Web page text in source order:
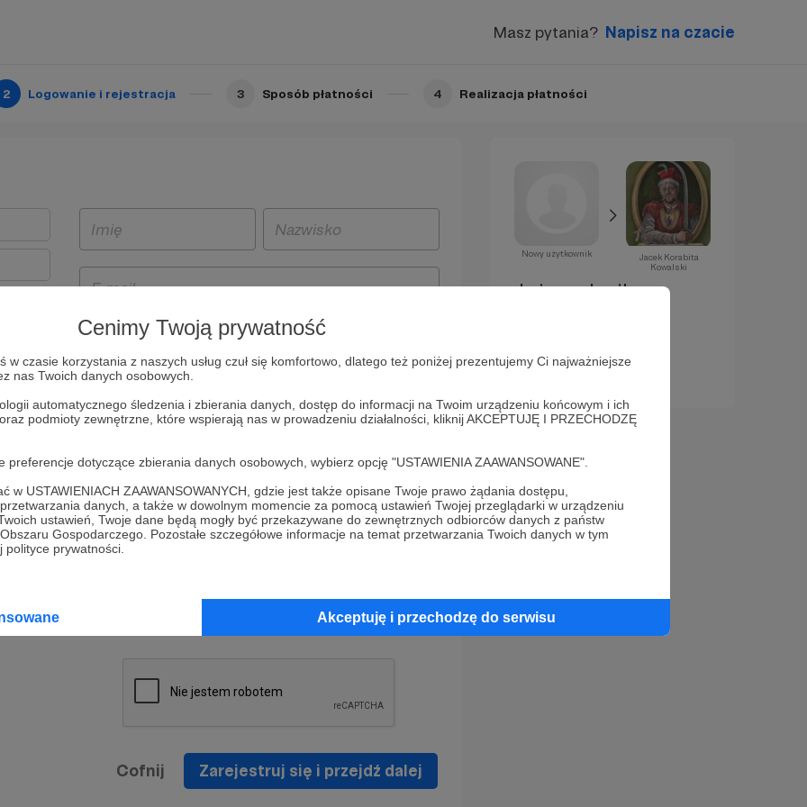
Cenimy Twoją prywatność
w czasie korzystania z naszych usług czuł się komfortowo, dlatego też poniżej prezentujemy Ci najważniejsze
nas Twoich danych osobowych.
automatycznego śledzenia i zbierania danych, dostęp do informacji na Twoim urządzeniu końcowym i ich
podmioty zewnętrzne, które wspierają nas w prowadzeniu działalności, kliknij AKCEPTUJĘ I PRZECHODZĘ
dotyczące zbierania danych osobowych, wybierz opcję "USTAWIENIA ZAAWANSOWANE".
w USTAWIENIACH ZAAWANSOWANYCH, gdzie jest także opisane Twoje prawo żądania dostępu,
danych, a także w dowolnym momencie za pomocą ustawień Twojej przeglądarki w urządzeniu
ustawień, Twoje dane będą mogły być przekazywane do zewnętrznych odbiorców danych z państw
Gospodarczego. Pozostałe szczegółowe informacje na temat przetwarzania Twoich danych w tym
prywatności.
Akceptuję i przechodzę do serwisu
Masz pytania? Napisz na czacie
2 Logowanie i rejestracja 3 Sposób płatności 4 Realizacja płatności
i
będą
z
prawo
na
Politykę Prywatności
* Wyrażam zgodę na przetwarzanie moich danych
osobowych podanych w formularzu rejestracyjnym w celu
prawidłowego świadczenia usług serwisu Patronite.
informacji handlowych - newslettera. Opcja ta może zostać
Cofnij Zarejestruj się i przejdź dalej
Nowy użytkownik
Jacek Korabita
Kowalski
Już za chwilę